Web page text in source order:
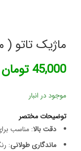
ماژیک تاتو
45,000 تومان
موجود در انبار
توضیحات مختصر
دقت بالا: مناسب
ماندگاری طولانی: